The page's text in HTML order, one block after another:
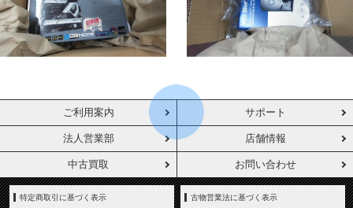
ご利用案内 サポート
法人営業部 店舗情報
中古買取 お問い合わせ
特定商取引に基づく表示 古物営業法に基づく表示